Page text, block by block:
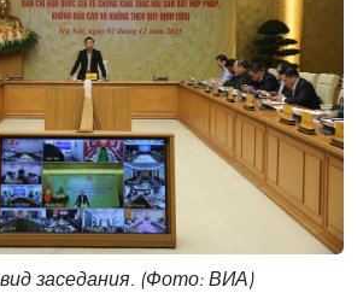
заседания. (Фото: ВИА)